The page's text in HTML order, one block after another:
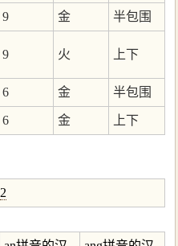
9 金 半包围
9 火 上下
6 金 半包围
6 金 上下
2